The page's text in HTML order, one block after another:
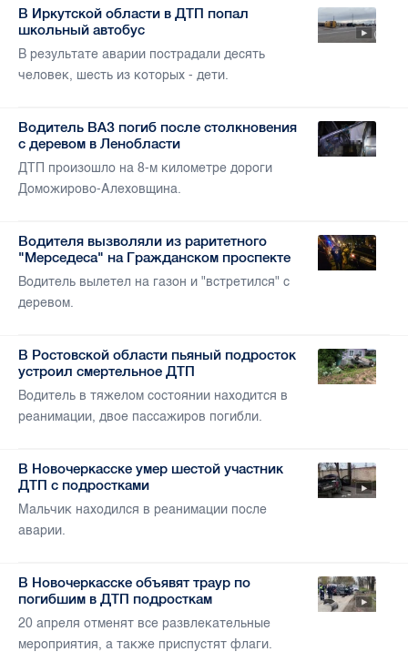
В Иркутской области в ДТП попал
школьный автобус
В результате аварии пострадали десять
человек, шесть из которых - дети.
Водитель ВАЗ погиб после столкновения
с деревом в Ленобласти
ДТП произошло на 8-м километре дороги
Доможирово-Алеховщина.
Водителя вызволяли из раритетного
"Мерседеса" на Гражданском проспекте
Водитель вылетел на газон и "встретился" с
деревом.
В Ростовской области пьяный подросток
устроил смертельное ДТП
Водитель в тяжелом состоянии находится в
реанимации, двое пассажиров погибли.
В Новочеркасске умер шестой участник
ДТП с подростками
Мальчик находился в реанимации после
аварии.
В Новочеркасске объявят траур по
погибшим в ДТП подросткам
20 апреля отменят все развлекательные
мероприятия, а также приспустят флаги.